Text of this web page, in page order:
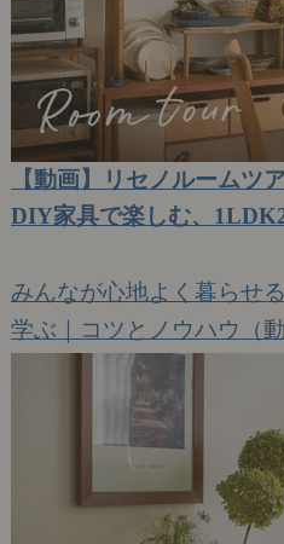
【動画】リセノルームツ
DIY家具で楽しむ、
みんなが心地よく暮らせ
学ぶ｜コツとノウハウ（動